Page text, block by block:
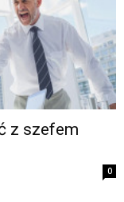
z szefem
0